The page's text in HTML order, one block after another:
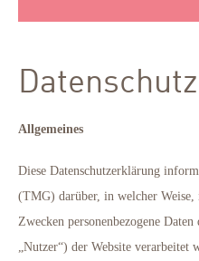
Allgemeines
Diese Datenschutzerklärung
(TMG) darüber, in welcher
Zwecken personenbezogene
„Nutzer“) der Website